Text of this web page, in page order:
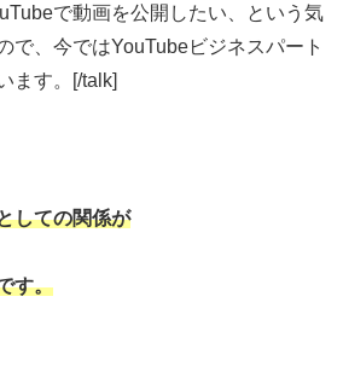
で動画を公開したい、という気
で、今ではYouTubeビジネスパート
ます。[/talk]
しての関係が
す。